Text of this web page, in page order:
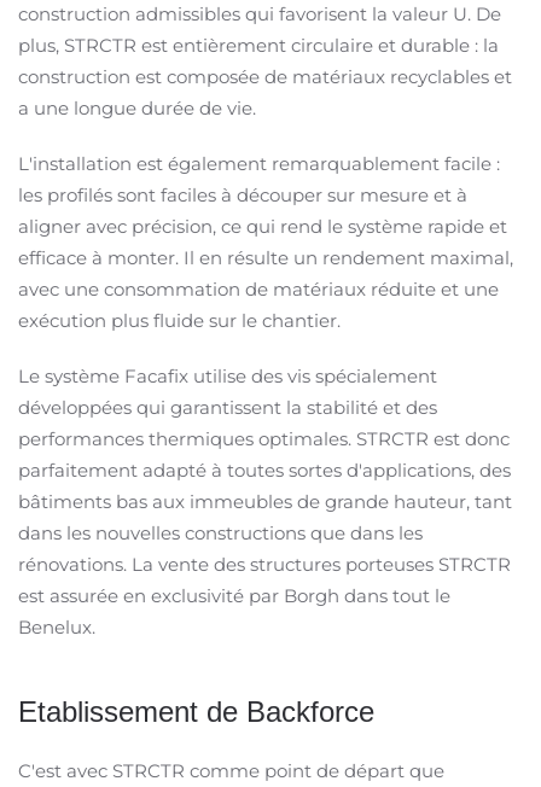
construction admissibles qui favorisent la valeur U. De
plus, STRCTR est entièrement circulaire et durable : la
construction est composée de matériaux recyclables et
a une longue durée de vie.
L'installation est également remarquablement facile :
les profilés sont faciles à découper sur mesure et à
aligner avec précision, ce qui rend le système rapide et
efficace à monter. Il en résulte un rendement maximal,
avec une consommation de matériaux réduite et une
exécution plus fluide sur le chantier.
Le système Facafix utilise des vis spécialement
développées qui garantissent la stabilité et des
performances thermiques optimales. STRCTR est donc
parfaitement adapté à toutes sortes d'applications, des
bâtiments bas aux immeubles de grande hauteur, tant
dans les nouvelles constructions que dans les
rénovations. La vente des structures porteuses STRCTR
est assurée en exclusivité par Borgh dans tout le
Benelux.
Etablissement de Backforce
C'est avec STRCTR comme point de départ que